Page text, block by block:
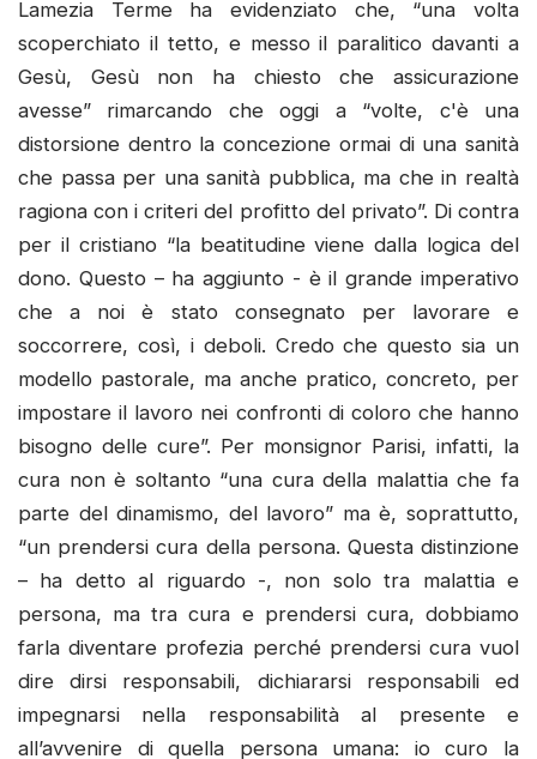
Lamezia Terme ha evidenziato che, “una volta
scoperchiato il tetto, e messo il paralitico davanti a
Gesù, Gesù non ha chiesto che assicurazione
avesse” rimarcando che oggi a “volte, c'è una
distorsione dentro la concezione ormai di una sanità
che passa per una sanità pubblica, ma che in realtà
ragiona con i criteri del profitto del privato”. Di contra
per il cristiano “la beatitudine viene dalla logica del
dono. Questo – ha aggiunto - è il grande imperativo
che a noi è stato consegnato per lavorare e
soccorrere, così, i deboli. Credo che questo sia un
modello pastorale, ma anche pratico, concreto, per
impostare il lavoro nei confronti di coloro che hanno
bisogno delle cure”. Per monsignor Parisi, infatti, la
cura non è soltanto “una cura della malattia che fa
parte del dinamismo, del lavoro” ma è, soprattutto,
“un prendersi cura della persona. Questa distinzione
– ha detto al riguardo -, non solo tra malattia e
persona, ma tra cura e prendersi cura, dobbiamo
farla diventare profezia perché prendersi cura vuol
dire dirsi responsabili, dichiararsi responsabili ed
impegnarsi nella responsabilità al presente e
all’avvenire di quella persona umana: io curo la